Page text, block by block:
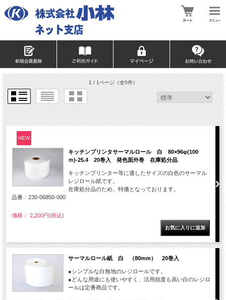
1 / 1ページ（全5件）
NEW
キッチンプリンタサーマルロール 白 80×96φ(100
ｍ)-25.4 20巻入 発色面外巻 在庫処分品
キッチンプリンター等に適したサイズの白色のサーマル
レジロール紙です。
在庫処分品のため、特価となっております。
品番：230-06850-000
価格： 2,200円(税込)
サーマルロール紙 白 （80mm） 20巻入
●シンプルな白無地のレジロールです。
●どんな用途にも使いやすく、活用頻度も高い白のレジロ
ールは定番商品です。